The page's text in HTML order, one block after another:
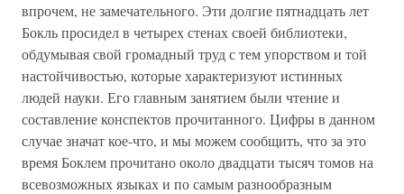
впрочем, не замечательного. Эти долгие пятнадцать лет
Бокль просидел в четырех стенах своей библиотеки,
обдумывая свой громадный труд с тем упорством и той
настойчивостью, которые характеризуют истинных
людей науки. Его главным занятием были чтение и
составление конспектов прочитанного. Цифры в данном
случае значат кое-что, и мы можем сообщить, что за это
время Боклем прочитано около двадцати тысяч томов на
всевозможных языках и по самым разнообразным